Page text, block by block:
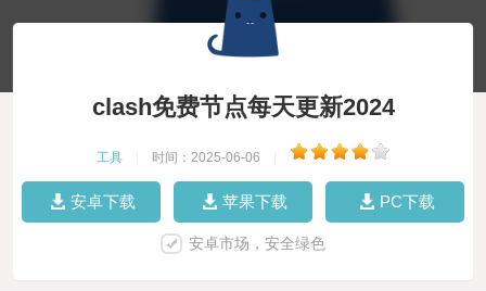
clash免费节点每天更新2024
工具 时间：2025-06-06
安卓下载 苹果下载 PC下载
安卓市场，安全绿色